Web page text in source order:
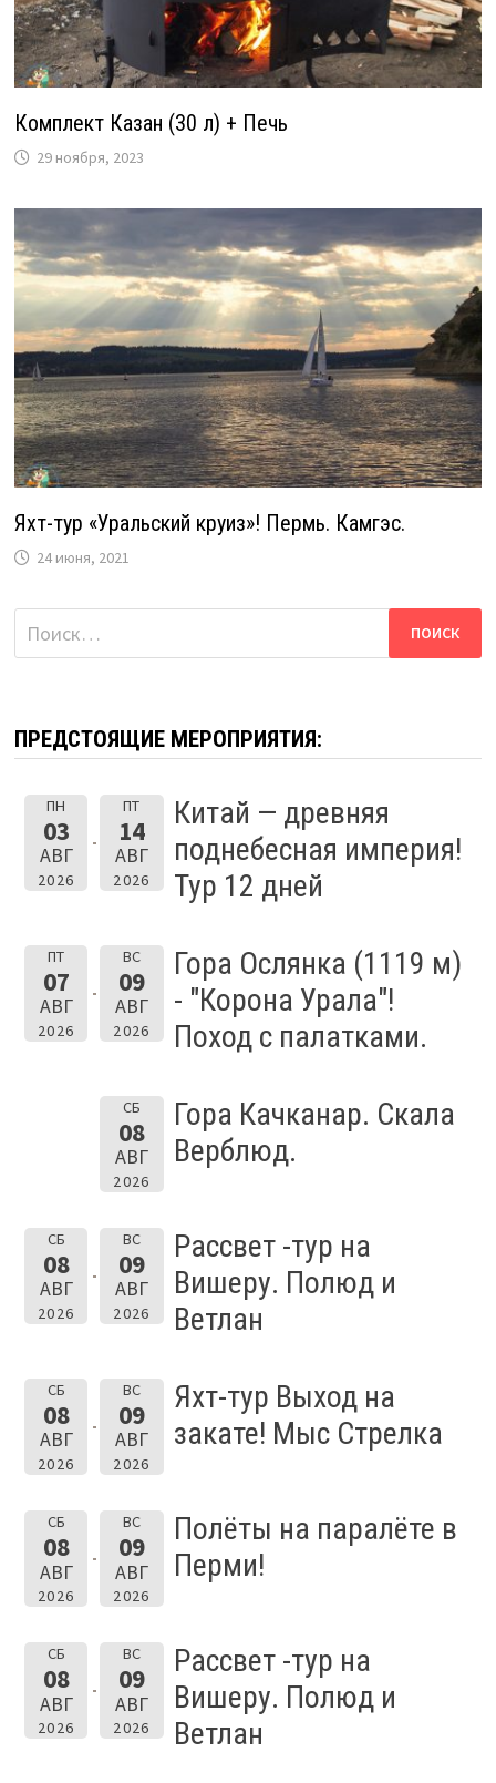
Комплект Казан (30 л) + Печь
29 ноября, 2023
Яхт-тур «Уральский круиз»! Пермь. Камгэс.
24 июня, 2021
Найти:
ПРЕДСТОЯЩИЕ МЕРОПРИЯТИЯ:
ПН
03
АВГ
2026
ПТ
14
АВГ
2026
Китай — древняя
поднебесная империя!
Тур 12 дней
ПТ
07
АВГ
2026
ВС
09
АВГ
2026
Гора Ослянка (1119 м)
- "Корона Урала"!
Поход с палатками.
СБ
08
АВГ
2026
Гора Качканар. Скала
Верблюд.
СБ
08
АВГ
2026
ВС
09
АВГ
2026
Рассвет -тур на
Вишеру. Полюд и
Ветлан
СБ
08
АВГ
2026
ВС
09
АВГ
2026
Яхт-тур Выход на
закате! Мыс Стрелка
СБ
08
АВГ
2026
ВС
09
АВГ
2026
Полёты на паралёте в
Перми!
СБ
08
АВГ
2026
ВС
09
АВГ
2026
Рассвет -тур на
Вишеру. Полюд и
Ветлан